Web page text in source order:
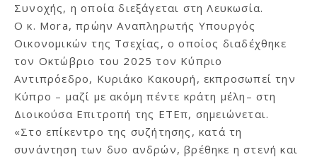
Συνοχής, η οποία διεξάγεται στη Λευκωσία.
Ο κ. Mora, πρώην Αναπληρωτής Υπουργός
Οικονομικών της Τσεχίας, ο οποίος διαδέχθηκε
τον Οκτώβριο του 2025 τον Κύπριο
Αντιπρόεδρο, Κυριάκο Κακουρή, εκπροσωπεί την
Κύπρο – μαζί με ακόμη πέντε κράτη μέλη– στη
Διοικούσα Επιτροπή της ΕΤΕπ, σημειώνεται.
«Στο επίκεντρο της συζήτησης, κατά τη
συνάντηση των δυο ανδρών, βρέθηκε η στενή και